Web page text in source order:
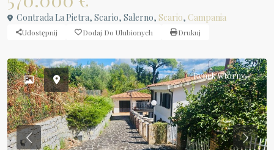
Contrada La Pietra, Scario, Salerno, Scario, Campania
Udostępnij Dodaj Do Ulubionych Drukuj
Rynek wtórny
Previous